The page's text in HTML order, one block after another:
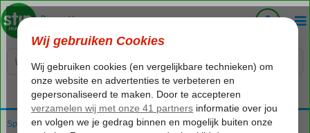
Voelt als thuiskomen...
Spanje Balearen Mallorca Cala d'Or MarSenses Ferrera Blanca